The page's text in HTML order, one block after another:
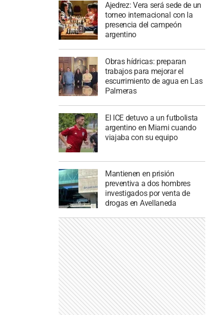
Ajedrez: Vera será sede de un
torneo internacional con la
presencia del campeón
argentino
Obras hídricas: preparan
trabajos para mejorar el
escurrimiento de agua en Las
Palmeras
El ICE detuvo a un futbolista
argentino en Miami cuando
viajaba con su equipo
Mantienen en prisión
preventiva a dos hombres
investigados por venta de
drogas en Avellaneda